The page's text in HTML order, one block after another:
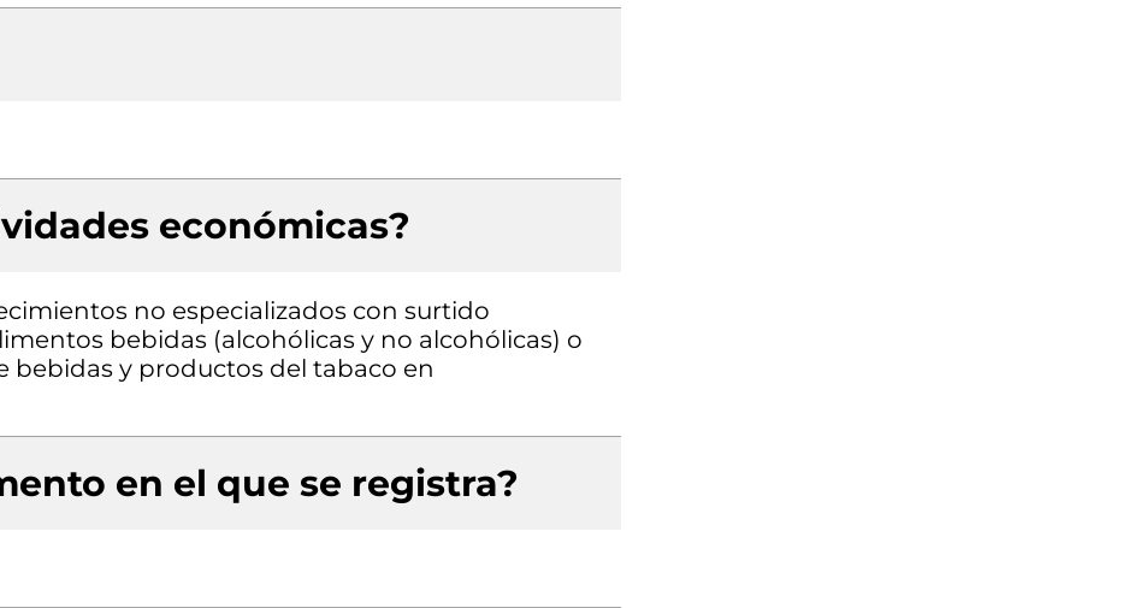
económicas?
no especializados con surtido
bebidas (alcohólicas y no alcohólicas) o
bebidas y productos del tabaco en
en el que se registra?